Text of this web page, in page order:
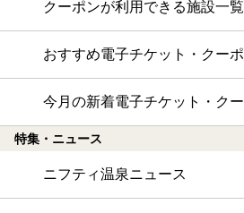
クーポンが利用できる施設一覧
おすすめ電子チケット・クー
今月の新着電子チケット・ク
特集・ニュース
ニフティ温泉ニュース